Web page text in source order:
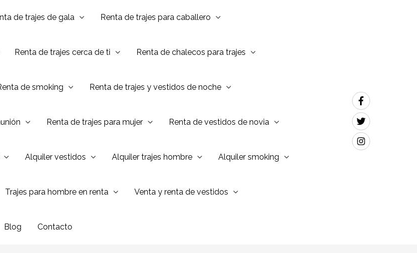
de trajes de gala Renta de trajes para caballero
Renta de trajes cerca de ti Renta de chalecos para trajes
de smoking Renta de trajes y vestidos de noche
Renta de trajes para mujer Renta de vestidos de novia
Alquiler vestidos Alquiler trajes hombre Alquiler smoking
Trajes para hombre en renta Venta y renta de vestidos
Blog Contacto